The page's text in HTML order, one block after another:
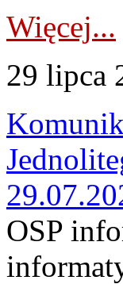
Więcej...
29 lipca
OSP